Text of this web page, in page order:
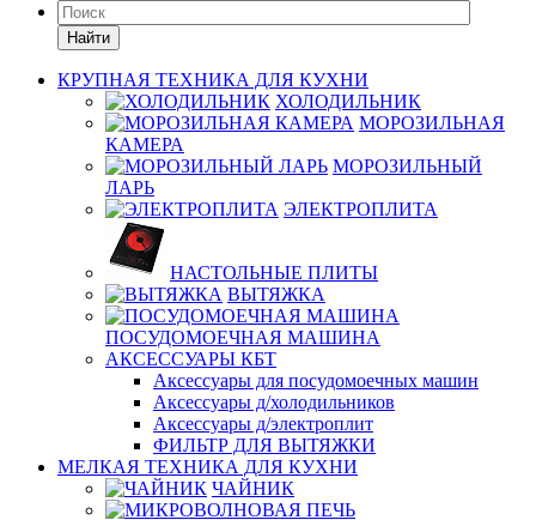
Найти
КРУПНАЯ ТЕХНИКА ДЛЯ КУХНИ
ХОЛОДИЛЬНИК
МОРОЗИЛЬНАЯ
КАМЕРА
МОРОЗИЛЬНЫЙ
ЛАРЬ
ЭЛЕКТРОПЛИТА
НАСТОЛЬНЫЕ ПЛИТЫ
ВЫТЯЖКА
ПОСУДОМОЕЧНАЯ МАШИНА
АКСЕССУАРЫ КБТ
Аксессуары для посудомоечных машин
Аксессуары д/холодильников
Аксессуары д/электроплит
ФИЛЬТР ДЛЯ ВЫТЯЖКИ
МЕЛКАЯ ТЕХНИКА ДЛЯ КУХНИ
ЧАЙНИК